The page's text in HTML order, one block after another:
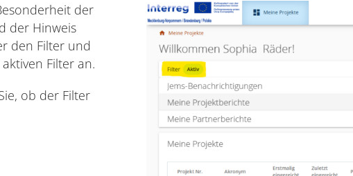
der
der Hinweis
den Filter und
Filter an.
ob der Filter